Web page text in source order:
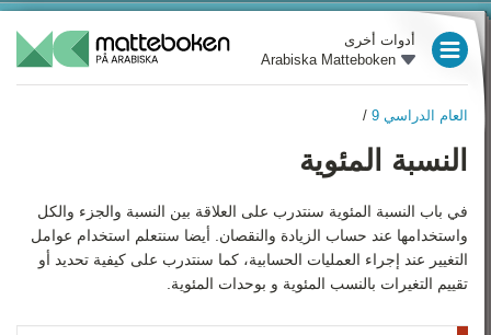
أدوات أخرى
Arabiska Matteboken
العام الدراسي 9 /
النسبة المئوية
في باب النسبة المئوية سنتدرب على العلاقة بين النسبة والجزء والكل
واستخدامها عند حساب الزيادة والنقصان. أيضا سنتعلم استخدام عوامل
التغيير عند إجراء العمليات الحسابية، كما سنتدرب على كيفية تحديد أو
تقييم التغيرات بالنسب المئوية و بوحدات المئوية.
العام الدراسي 4
العام الدراسي 5
العام الدراسي 6
العام الدراسي 7
العام الدراسي 9
نظرة عامة
الأعداد السالبة
الأُسُس (القوى) و الجُذور‏
التربيعية